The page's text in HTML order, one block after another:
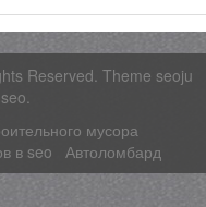
Reserved. Theme seoju
.
мусора
в seo
Автоломбард